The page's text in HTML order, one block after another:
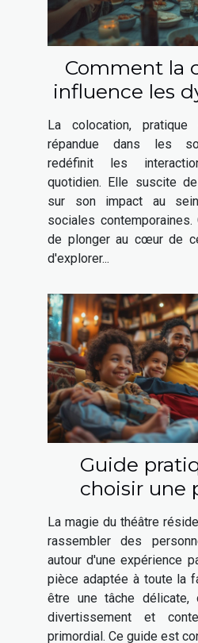
Comment la
influence les
sociales
La colocation,
répandue dans les
redéfinit les
quotidien. Elle suscite
sur son impact au
sociales
de plonger au cœur de
d'explorer...
Guide
choisir une
théâtre
La magie du théâtre
rassembler des
autour d'une expérience
pièce adaptée à toute la
être une tâche délicate,
divertissement et
primordial. Ce guide est